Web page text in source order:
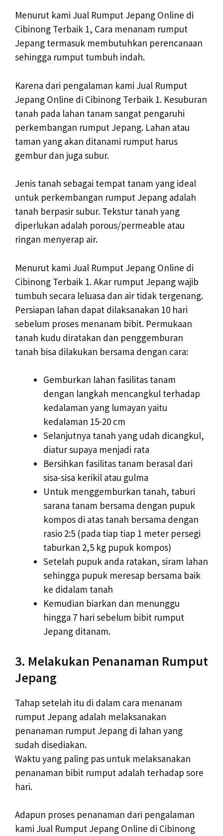
Menurut kami Jual Rumput Jepang Online di
Cibinong Terbaik 1, Cara menanam rumput
Jepang termasuk membutuhkan perencanaan
sehingga rumput tumbuh indah.
Karena dari pengalaman kami Jual Rumput
Jepang Online di Cibinong Terbaik 1. Kesuburan
tanah pada lahan tanam sangat pengaruhi
perkembangan rumput Jepang. Lahan atau
taman yang akan ditanami rumput harus
gembur dan juga subur.
Jenis tanah sebagai tempat tanam yang ideal
untuk perkembangan rumput Jepang adalah
tanah berpasir subur. Tekstur tanah yang
diperlukan adalah porous/permeable atau
ringan menyerap air.
Menurut kami Jual Rumput Jepang Online di
Cibinong Terbaik 1. Akar rumput Jepang wajib
tumbuh secara leluasa dan air tidak tergenang.
Persiapan lahan dapat dilaksanakan 10 hari
sebelum proses menanam bibit. Permukaan
tanah kudu diratakan dan penggemburan
tanah bisa dilakukan bersama dengan cara:
Gemburkan lahan fasilitas tanam
dengan langkah mencangkul terhadap
kedalaman yang lumayan yaitu
kedalaman 15-20 cm
Selanjutnya tanah yang udah dicangkul,
diatur supaya menjadi rata
Bersihkan fasilitas tanam berasal dari
sisa-sisa kerikil atau gulma
Untuk menggemburkan tanah, taburi
sarana tanam bersama dengan pupuk
kompos di atas tanah bersama dengan
rasio 2:5 (pada tiap tiap 1 meter persegi
taburkan 2,5 kg pupuk kompos)
Setelah pupuk anda ratakan, siram lahan
sehingga pupuk meresap bersama baik
ke didalam tanah
Kemudian biarkan dan menunggu
hingga 7 hari sebelum bibit rumput
Jepang ditanam.
3. Melakukan Penanaman Rumput
Jepang
Tahap setelah itu di dalam cara menanam
rumput Jepang adalah melaksanakan
penanaman rumput Jepang di lahan yang
sudah disediakan.
Waktu yang paling pas untuk melaksanakan
penanaman bibit rumput adalah terhadap sore
hari.
Adapun proses penanaman dari pengalaman
kami Jual Rumput Jepang Online di Cibinong